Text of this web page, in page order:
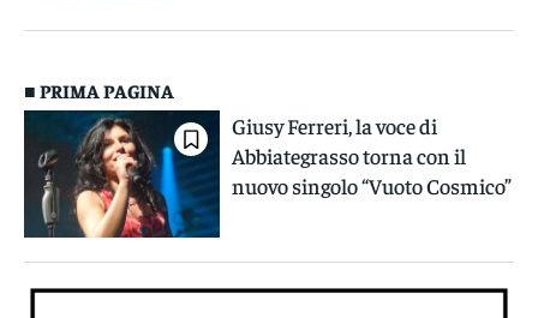
■ PRIMA PAGINA
Giusy Ferreri, la voce di
Abbiategrasso torna con il
nuovo singolo “Vuoto Cosmico”